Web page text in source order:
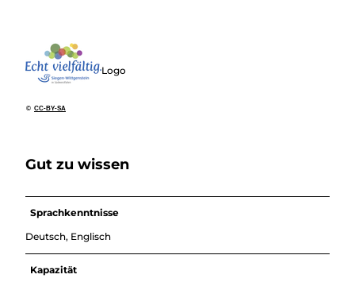
© CC-BY-SA
Logo
Gut zu wissen
Sprachkenntnisse
Deutsch, Englisch
Kapazität